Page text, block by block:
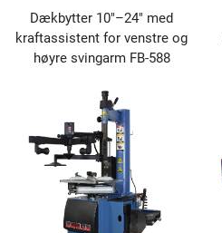
Dækbytter 10"–24" med
kraftassistent for venstre og
høyre svingarm FB-588